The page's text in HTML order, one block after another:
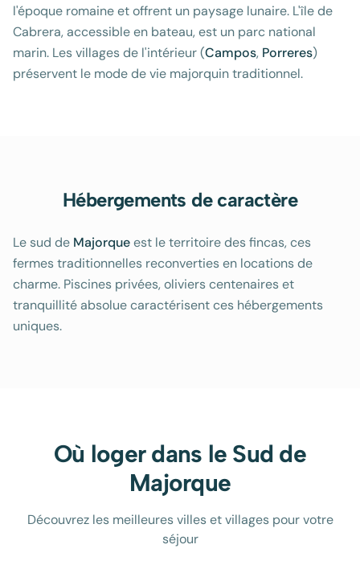
l'époque romaine et offrent un paysage lunaire. L'île de
Cabrera, accessible en bateau, est un parc national
marin. Les villages de l'intérieur (Campos, Porreres)
préservent le mode de vie majorquin traditionnel.
Hébergements de caractère
Le sud de Majorqueest le territoire des fincas, ces
fermes traditionnelles reconverties en locations de
charme. Piscines privées, oliviers centenaires et
tranquillité absolue caractérisent ces hébergements
uniques.
Où loger dans le Sud de
Majorque
Découvrez les meilleures villes et villages pour votre
séjour